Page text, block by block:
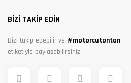
BİZİ TAKİP EDİN
Bizi takip edebilir ve #motorcutonton
etiketiyle paylaşabilirsiniz.